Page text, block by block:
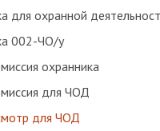
для охранной
002-ЧО/у
охранника
для ЧОД
для ЧОД